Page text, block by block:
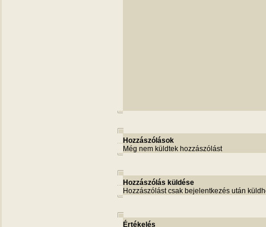
Hozzászólások
Még nem küldtek hozzászólást
Hozzászólás küldése
Hozzászólást csak bejelentkezés után
Értékelés